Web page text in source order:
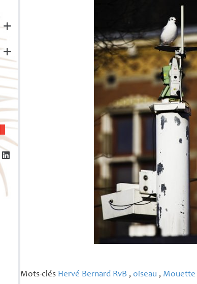
Mots-clés Hervé Bernard RvB ,oiseau , Mouette